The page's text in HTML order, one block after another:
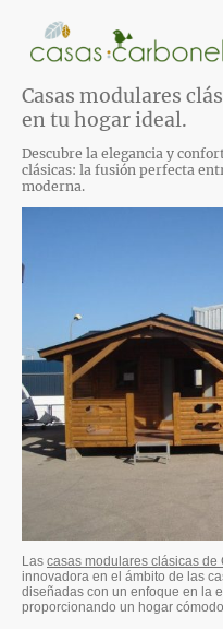
Casas modulares
en tu hogar ideal.
Descubre la elegancia y
clásicas: la fusión perfecta
moderna.
Las casas modulares clásicas de
innovadora en el ámbito de las
diseñadas con un enfoque en la
proporcionando un hogar